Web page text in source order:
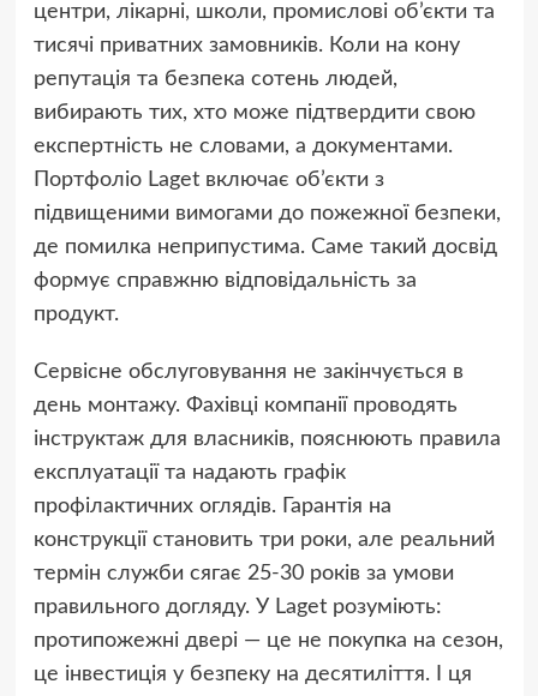
центри, лікарні, школи, промислові об’єкти та
тисячі приватних замовників. Коли на кону
репутація та безпека сотень людей,
вибирають тих, хто може підтвердити свою
експертність не словами, а документами.
Портфоліо Laget включає об’єкти з
підвищеними вимогами до пожежної безпеки,
де помилка неприпустима. Саме такий досвід
формує справжню відповідальність за
продукт.
Сервісне обслуговування не закінчується в
день монтажу. Фахівці компанії проводять
інструктаж для власників, пояснюють правила
експлуатації та надають графік
профілактичних оглядів. Гарантія на
конструкції становить три роки, але реальний
термін служби сягає 25-30 років за умови
правильного догляду. У Laget розуміють:
протипожежні двері — це не покупка на сезон,
це інвестиція у безпеку на десятиліття. І ця